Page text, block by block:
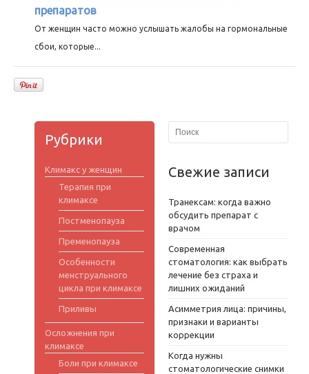
препаратов
От женщин часто можно услышать жалобы на гормональные
сбои, которые...
Рубрики
Климакс у женщин
Терапия при
климаксе
Постменопауза
Пременопауза
Особенности
менструального
цикла при климаксе
Приливы
Осложнения при
климаксе
Боли при климаксе
Свежие записи
Транексам: когда важно
обсудить препарат с
врачом
Современная
стоматология: как выбрать
лечение без страха и
лишних ожиданий
Асимметрия лица: причины,
признаки и варианты
коррекции
Когда нужны
стоматологические снимки